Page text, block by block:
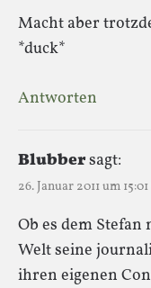
Macht aber
*duck*
Antworten
Blubbersagt:
26. Januar 2011 um
Ob es dem
Welt seine
ihren eigenen